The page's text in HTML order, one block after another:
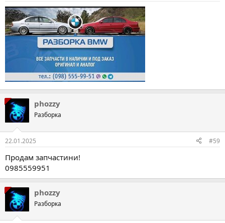
phozzy
Разборка
22.01.2025 #59
Продам запчастини!
0985559951
phozzy
Разборка